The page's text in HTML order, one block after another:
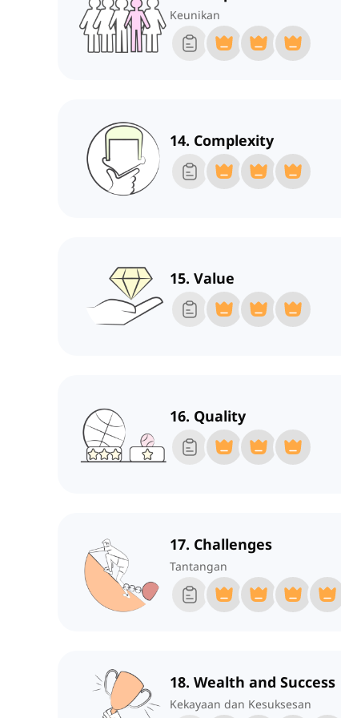
Keunikan
14. Complexity
15. Value
16. Quality
17. Challenges
Tantangan
18. Wealth and Success
Kekayaan dan Kesuksesan